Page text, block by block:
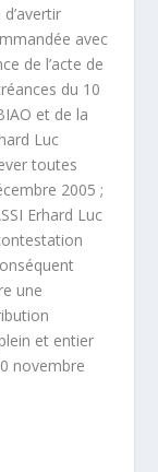
avec
de l’acte de
du 10
et de la
Luc
toutes
2005 ;
Erhard Luc
une
et entier
novembre